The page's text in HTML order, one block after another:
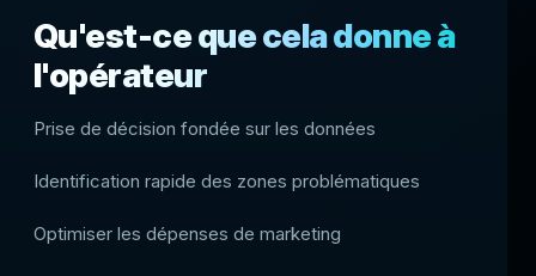
Qu'est-ce que cela donne à
l'opérateur
Prise de décision fondée sur les données
Identification rapide des zones problématiques
Optimiser les dépenses de marketing